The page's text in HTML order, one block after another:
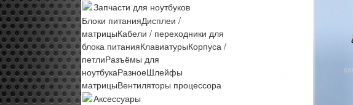
Запчасти для ноутбуков
Блоки питанияДисплеи /
матрицыКабели / переходники для
блока питанияКлавиатурыКорпуса /
петлиРазъёмы для
ноутбукаРазноеШлейфы
матрицыВентиляторы процессора
Аксессуары